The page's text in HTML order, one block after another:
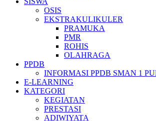
OSIS
EKSTRAKULIKULER
PRAMUKA
PMR
ROHIS
OLAHRAGA
PPDB
INFORMASI PPDB SMAN 1
E-LEARNING
KATEGORI
KEGIATAN
PRESTASI
ADIWIYATA